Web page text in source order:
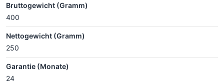
Bruttogewicht (Gramm)
400
Nettogewicht (Gramm)
250
Garantie (Monate)
24